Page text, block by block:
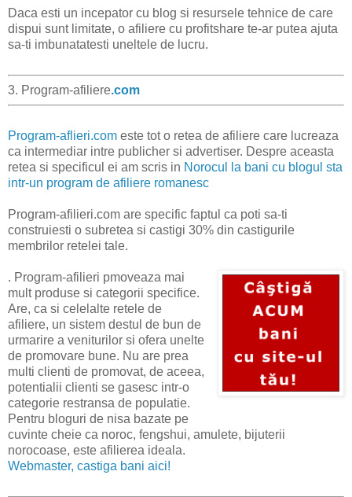
Daca esti un incepator cu blog si resursele tehnice de care
dispui sunt limitate, o afiliere cu profitshare te-ar putea ajuta
sa-ti imbunatatesti uneltele de lucru.
3. Program-afiliere.com
Program-aflieri.com este tot o retea de afiliere care lucreaza
ca intermediar intre publicher si advertiser. Despre aceasta
retea si specificul ei am scris in Norocul la bani cu blogul sta
intr-un program de afiliere romanesc
Program-afilieri.com are specific faptul ca poti sa-ti
construiesti o subretea si castigi 30% din castigurile
membrilor retelei tale.
. Program-afilieri pmoveaza mai
mult produse si categorii specifice.
Are, ca si celelalte retele de
afiliere, un sistem destul de bun de
urmarire a veniturilor si ofera unelte
de promovare bune. Nu are prea
multi clienti de promovat, de aceea,
potentialii clienti se gasesc intr-o
categorie restransa de populatie.
Pentru bloguri de nisa bazate pe
cuvinte cheie ca noroc, fengshui, amulete, bijuterii
norocoase, este afilierea ideala.
Webmaster, castiga bani aici!